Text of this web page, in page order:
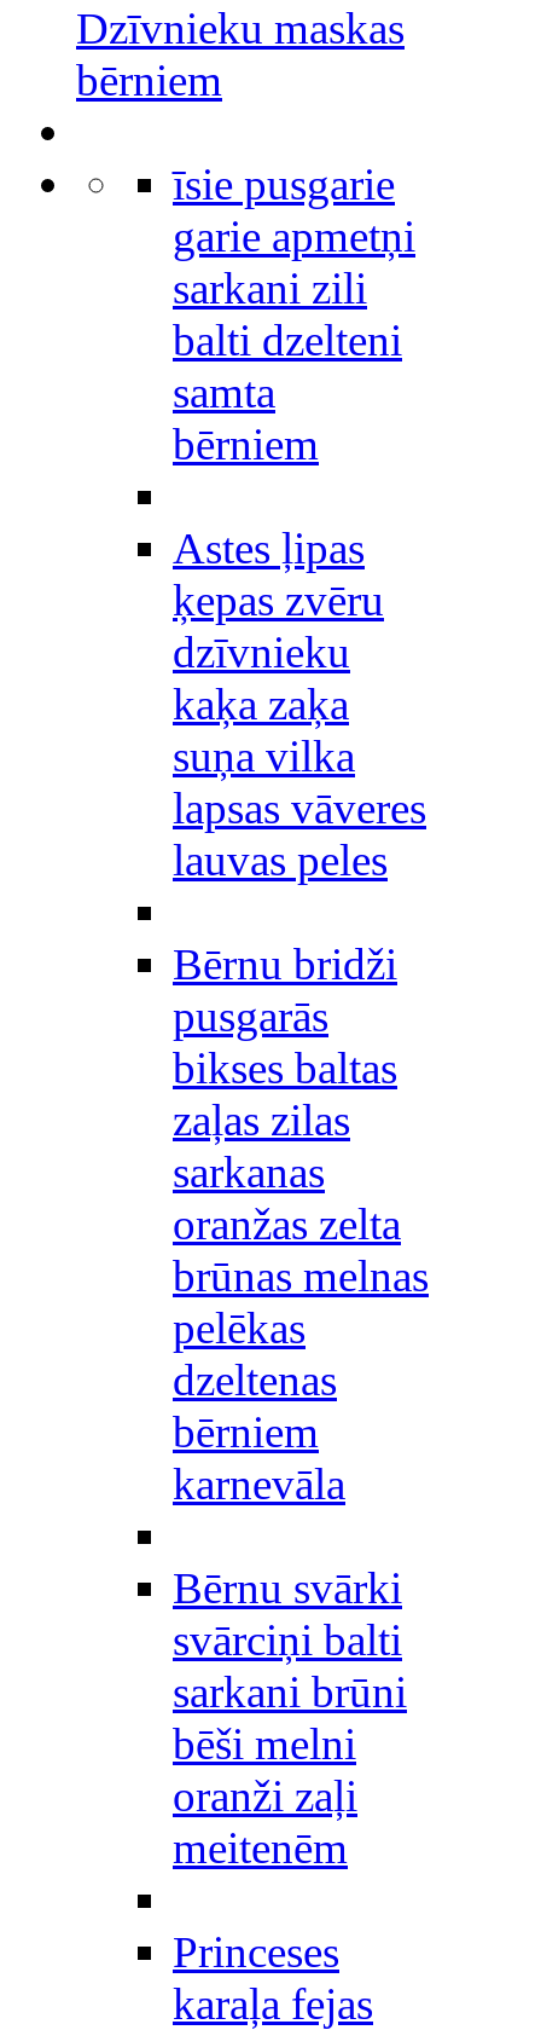
Dzīvnieku maskas
bērniem
īsie pusgarie
garie apmetņi
sarkani zili
balti dzelteni
samta
bērniem
Astes ļipas
ķepas zvēru
dzīvnieku
kaķa zaķa
suņa vilka
lapsas vāveres
lauvas peles
Bērnu bridži
pusgarās
bikses baltas
zaļas zilas
sarkanas
oranžas zelta
brūnas melnas
pelēkas
dzeltenas
bērniem
karnevāla
Bērnu svārki
svārciņi balti
sarkani brūni
bēši melni
oranži zaļi
meitenēm
Princeses
karaļa fejas